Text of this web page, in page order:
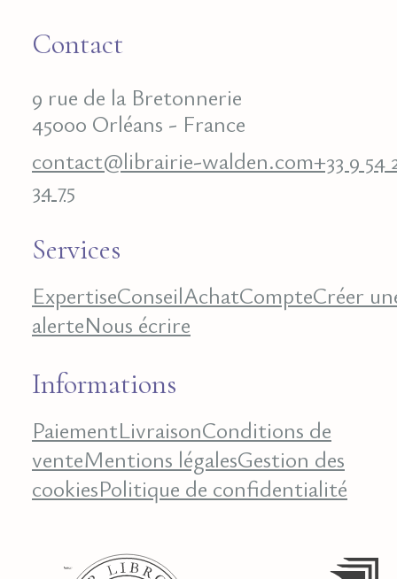
Contact
9 rue de la Bretonnerie
45000 Orléans - France
contact@librairie-walden.com+33 9 54
34 75
Services
ExpertiseConseilAchatCompteCréer
alerteNous écrire
Informations
PaiementLivraisonConditions de
venteMentions légalesGestion des
cookiesPolitique de confidentialité